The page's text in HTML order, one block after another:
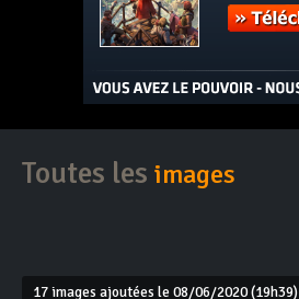
Toutes les images
17 images ajoutées le 08/06/2020 (19h39)